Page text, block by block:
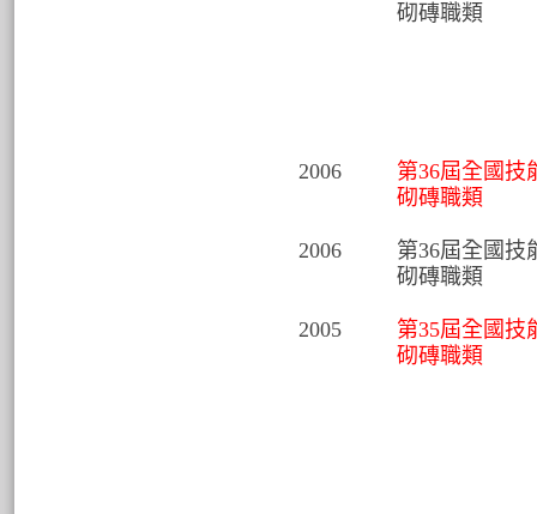
砌磚職類
2006
第36屆全國技
砌磚職類
2006
第36屆全國技
砌磚職類
2005
第35屆全國技
砌磚職類